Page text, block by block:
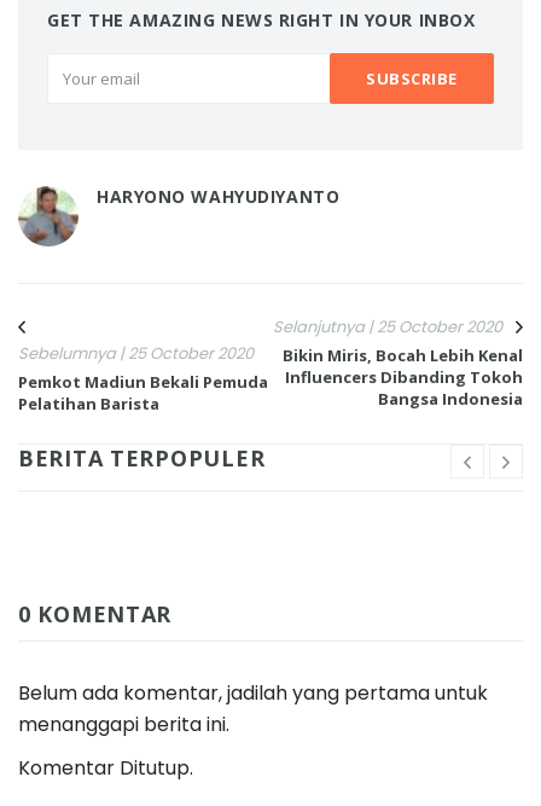
GET THE AMAZING NEWS RIGHT IN YOUR INBOX
HARYONO WAHYUDIYANTO
Sebelumnya | 25 October 2020
Pemkot Madiun Bekali Pemuda
Pelatihan Barista
Selanjutnya | 25 October 2020
Bikin Miris, Bocah Lebih Kenal
Influencers Dibanding Tokoh
Bangsa Indonesia
BERITA TERPOPULER
0 KOMENTAR
Belum ada komentar, jadilah yang pertama untuk
menanggapi berita ini.
Komentar Ditutup.